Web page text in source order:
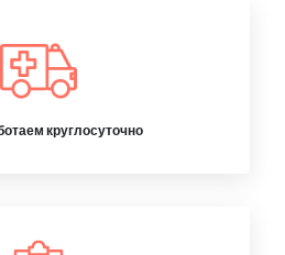
круглосуточно